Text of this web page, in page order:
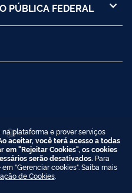
PÚBLICA FEDERAL
plataforma e prover serviços
aceitar, você terá acesso a todas
em "Rejeitar Cookies", os cookies
serão desativados. Para
"Gerenciar cookies". Saiba mais
de Cookies.